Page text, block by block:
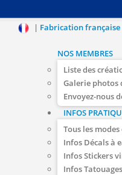
| Fabrication française
NOS MEMBRES
Liste des
Galerie photos
Envoyez-nous
INFOS
Tous les
Infos Décals à
Infos Stickers
Infos